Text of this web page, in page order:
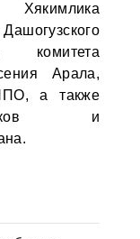
Хякимлика
комитета
Арала,
а также
и